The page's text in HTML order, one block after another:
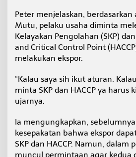
a
s
r
k
a
n
a
Peter menjelaskan, berdasarkan
Mutu, pelaku usaha diminta
Kelayakan Pengolahan (SKP)
and Critical Control Point
melakukan ekspor.
“Kalau saya sih ikut aturan.
minta SKP dan HACCP ya harus
ujarnya.
Ia mengungkapkan,
kesepakatan bahwa ekspor
SKP dan HACCP. Namun, dalam
muncul permintaan agar kedua